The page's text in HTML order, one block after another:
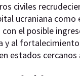
civiles
ucraniana como
el posible
y al
estados cercanos